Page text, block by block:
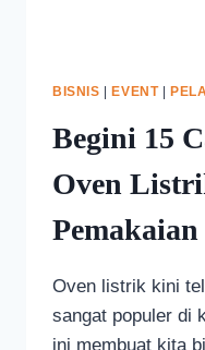
BISNIS EVENT|
Begini 15
Oven
Pemakaian
Oven listrik kini
sangat populer di
ini membuat kita